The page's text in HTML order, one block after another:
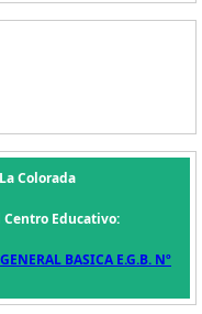
Colorada
Centro Educativo:
BASICA E.G.B. Nº